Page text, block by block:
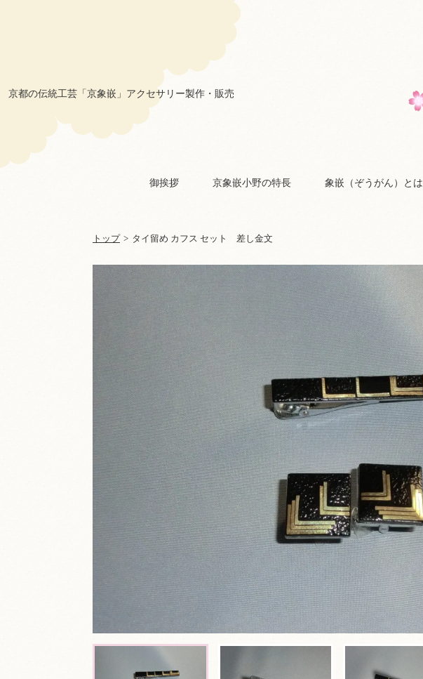
京都の伝統工芸「京象嵌」アクセサリー製作・販売
御挨拶 京象嵌小野の特長 象嵌（ぞうがん）とは
トップ > タイ留め カフス セット 差し金文